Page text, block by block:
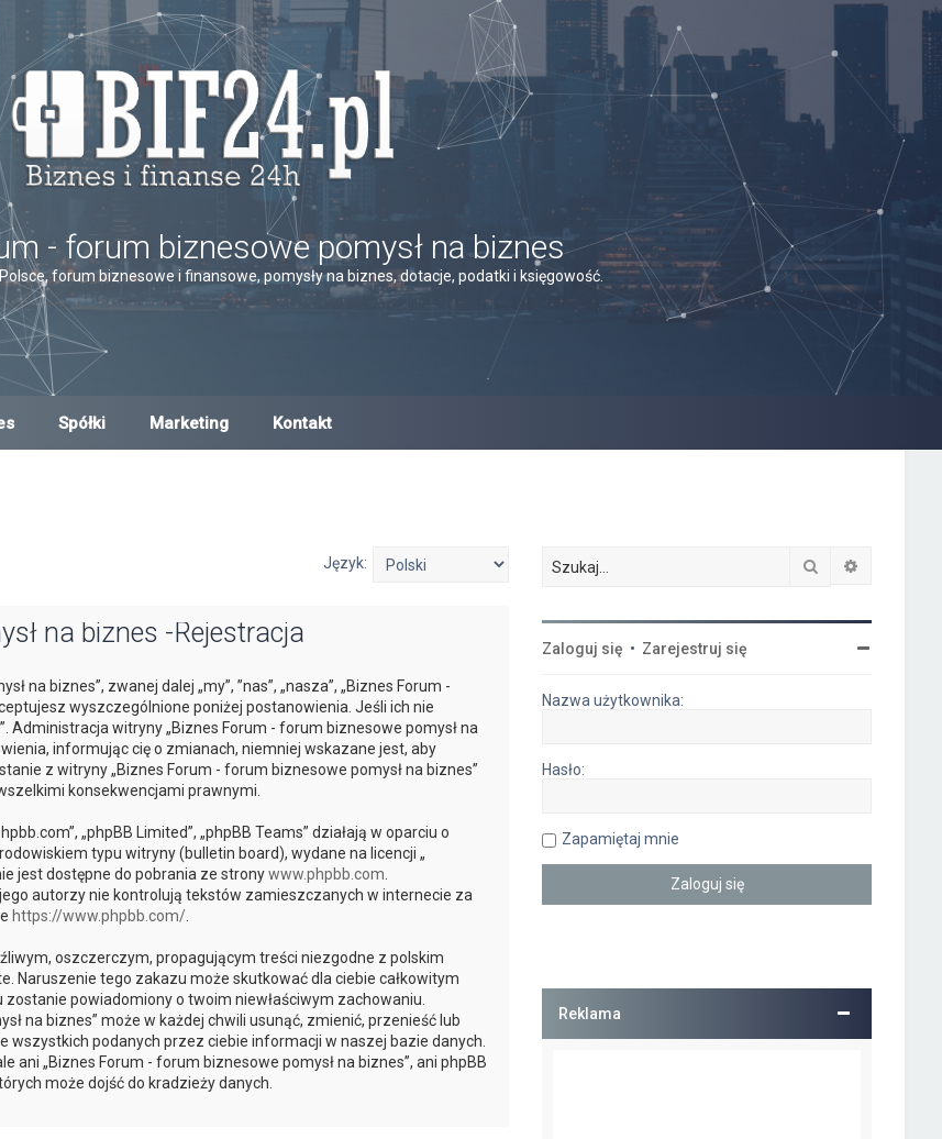
- forum biznesowe pomysł na biznes
forum biznesowe i finansowe, pomysły na biznes, dotacje, podatki i księgowość.
Spółki Marketing Kontakt
Język:
na biznes -Rejestracja
na biznes”, zwanej dalej „my”, ”nas”, „nasza”, „Biznes Forum -
wyszczególnione poniżej postanowienia. Jeśli ich nie
Administracja witryny „Biznes Forum - forum biznesowe pomysł na
informując cię o zmianach, niemniej wskazane jest, aby
z witryny „Biznes Forum - forum biznesowe pomysł na biznes”
konsekwencjami prawnymi.
„phpBB Limited”, „phpBB Teams” działają w oparciu o
typu witryny (bulletin board), wydane na licencji „
jest dostępne do pobrania ze stronywww.phpbb.com
autorzy nie kontrolują tekstów zamieszczanych w internecie za
https://www.phpbb.com/.
oszczerczym, propagującym treści niezgodne z polskim
Naruszenie tego zakazu może skutkować dla ciebie całkowitym
powiadomiony o twoim niewłaściwym zachowaniu.
na biznes” może w każdej chwili usunąć, zmienić, przenieść lub
podanych przez ciebie informacji w naszej bazie danych.
„Biznes Forum - forum biznesowe pomysł na biznes”, ani phpBB
może dojść do kradzieży danych.
Szukaj
Zaloguj się • Zarejestruj się
Nazwa użytkownika:
Hasło:
Zapamiętaj mnie
Reklama